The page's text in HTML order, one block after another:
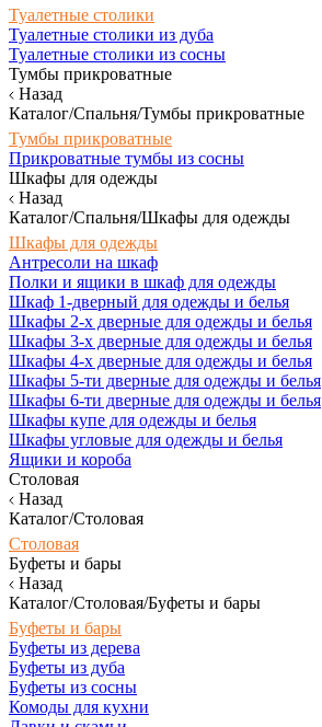
Туалетные столики
Туалетные столики из дуба
Туалетные столики из сосны
Тумбы прикроватные
Назад
Каталог/Спальня/Тумбы прикроватные
Тумбы прикроватные
Прикроватные тумбы из сосны
Шкафы для одежды
Назад
Каталог/Спальня/Шкафы для одежды
Шкафы для одежды
Антресоли на шкаф
Полки и ящики в шкаф для одежды
Шкаф 1-дверный для одежды и белья
Шкафы 2-х дверные для одежды и белья
Шкафы 3-х дверные для одежды и белья
Шкафы 4-х дверные для одежды и белья
Шкафы 5-ти дверные для одежды и белья
Шкафы 6-ти дверные для одежды и белья
Шкафы купе для одежды и белья
Шкафы угловые для одежды и белья
Ящики и короба
Столовая
Назад
Каталог/Столовая
Столовая
Буфеты и бары
Назад
Каталог/Столовая/Буфеты и бары
Буфеты и бары
Буфеты из дерева
Буфеты из дуба
Буфеты из сосны
Комоды для кухни